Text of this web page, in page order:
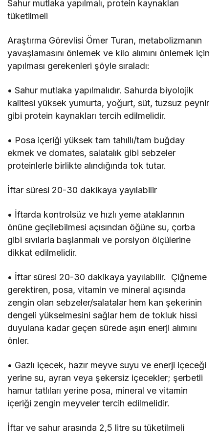
Sahur mutlaka yapılmalı, protein kaynakları
tüketilmeli
Araştırma Görevlisi Ömer Turan, metabolizmanın
yavaşlamasını önlemek ve kilo alımını önlemek için
yapılması gerekenleri şöyle sıraladı:
• Sahur mutlaka yapılmalıdır. Sahurda biyolojik
kalitesi yüksek yumurta, yoğurt, süt, tuzsuz peynir
gibi protein kaynakları tercih edilmelidir.
• Posa içeriği yüksek tam tahıllı/tam buğday
ekmek ve domates, salatalık gibi sebzeler
proteinlerle birlikte alındığında tok tutar.
İftar süresi 20-30 dakikaya yayılabilir
• İftarda kontrolsüz ve hızlı yeme ataklarının
önüne geçilebilmesi açısından öğüne su, çorba
gibi sıvılarla başlanmalı ve porsiyon ölçülerine
dikkat edilmelidir.
• İftar süresi 20-30 dakikaya yayılabilir. Çiğneme
gerektiren, posa, vitamin ve mineral açısında
zengin olan sebzeler/salatalar hem kan şekerinin
dengeli yükselmesini sağlar hem de tokluk hissi
duyulana kadar geçen sürede aşırı enerji alımını
önler.
• Gazlı içecek, hazır meyve suyu ve enerji içeceği
yerine su, ayran veya şekersiz içecekler; şerbetli
hamur tatlıları yerine posa, mineral ve vitamin
içeriği zengin meyveler tercih edilmelidir.
İftar ve sahur arasında 2,5 litre su tüketilmeli